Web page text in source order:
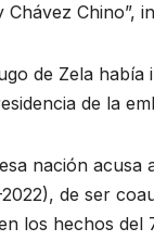
Chávez Chino”,
de Zela había
de la
nación
2022), de ser
los hechos del